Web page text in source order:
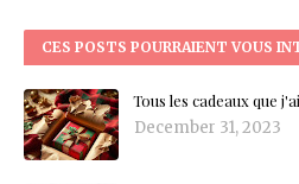
CES POSTS POURRAIENT VOUS
Tous les cadeaux que
December 31, 2023